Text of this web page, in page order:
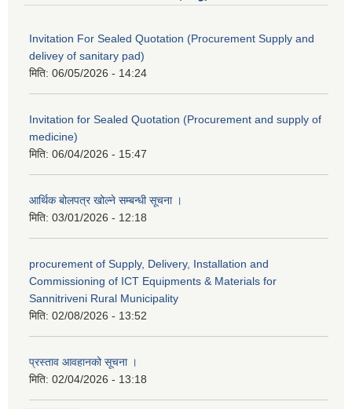
Invitation For Sealed Quotation (Procurement Supply and
delivey of sanitary pad)
मिति: 06/05/2026 - 14:24
Invitation for Sealed Quotation (Procurement and supply of
medicine)
मिति: 06/04/2026 - 15:47
आर्थिक बोलपत्र खोल्ने सम्बन्धी सूचना ।
मिति: 03/01/2026 - 12:18
procurement of Supply, Delivery, Installation and
Commissioning of ICT Equipments & Materials for
Sannitriveni Rural Municipality
मिति: 02/08/2026 - 13:52
प्रस्ताव आवहानको सूचना ।
मिति: 02/04/2026 - 13:18